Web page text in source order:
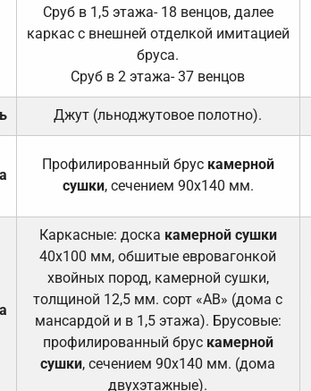
Сруб в 1,5 этажа- 18 венцов, далее
каркас с внешней отделкой имитацией
бруса.
Сруб в 2 этажа- 37 венцов
Джут (льноджутовое полотно).
Профилированный брус камерной
сушки, сечением 90х140 мм.
Каркасные: доска камерной сушки
40х100 мм, обшитые евровагонкой
хвойных пород, камерной сушки,
толщиной 12,5 мм. сорт «АВ» (дома с
мансардой и в 1,5 этажа). Брусовые:
профилированный брус камерной
сушки, сечением 90х140 мм. (дома
двухэтажные).